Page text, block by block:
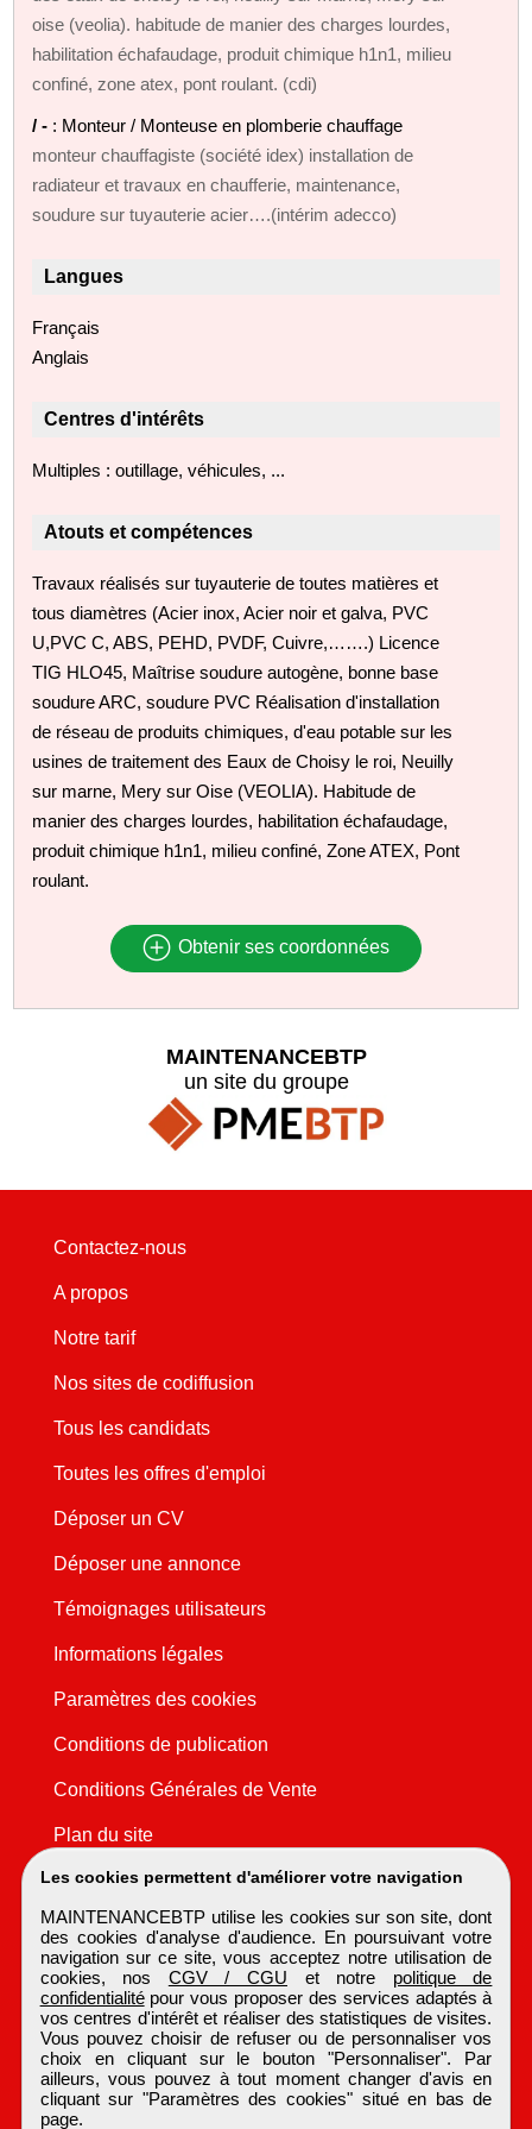
oise (veolia). habitude de manier des charges lourdes,
habilitation échafaudage, produit chimique h1n1, milieu
confiné, zone atex, pont roulant. (cdi)
/ - : Monteur / Monteuse en plomberie chauffage
monteur chauffagiste (société idex) installation de
radiateur et travaux en chaufferie, maintenance,
soudure sur tuyauterie acier….(intérim adecco)
Langues
Français
Anglais
Centres d'intérêts
Multiples : outillage, véhicules, ...
Atouts et compétences
Travaux réalisés sur tuyauterie de toutes matières et
tous diamètres (Acier inox, Acier noir et galva, PVC
U,PVC C, ABS, PEHD, PVDF, Cuivre,…….) Licence
TIG HLO45, Maîtrise soudure autogène, bonne base
soudure ARC, soudure PVC Réalisation d'installation
de réseau de produits chimiques, d'eau potable sur les
usines de traitement des Eaux de Choisy le roi, Neuilly
sur marne, Mery sur Oise (VEOLIA). Habitude de
manier des charges lourdes, habilitation échafaudage,
produit chimique h1n1, milieu confiné, Zone ATEX, Pont
roulant.
Obtenir ses coordonnées
Les cookies permettent d'améliorer votre navigation
MAINTENANCEBTP utilise les cookies sur son site, dont
des cookies d'analyse d'audience. En poursuivant votre
navigation sur ce site, vous acceptez notre utilisation de
cookies, nos CGV / CGU et notre politique de
confidentialitépour vous proposer des services adaptés à
vos centres d'intérêt et réaliser des statistiques de visites.
Vous pouvez choisir de refuser ou de personnaliser vos
choix en cliquant sur le bouton "Personnaliser". Par
ailleurs, vous pouvez à tout moment changer d'avis en
cliquant sur "Paramètres des cookies" situé en bas de
page.
MAINTENANCEBTP
un site du groupe
Contactez-nous
A propos
Notre tarif
Nos sites de codiffusion
Tous les candidats
Toutes les offres d'emploi
Déposer un CV
Déposer une annonce
Témoignages utilisateurs
Informations légales
Paramètres des cookies
Conditions de publication
Conditions Générales de Vente
Plan du site